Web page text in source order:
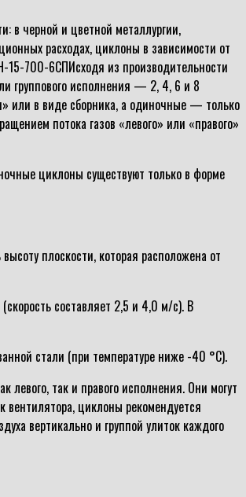
в черной и цветной металлургии,
расходах, циклоны в зависимости от
15-700-6СПИсходя из производительности
группового исполнения — 2, 4, 6 и 8
или в виде сборника, а одиночные — только
потока газов «левого» или «правого»
циклоны существуют только в форме
плоскости, которая расположена от
составляет 2,5 и 4,0 м/с). В
стали (при температуре ниже -40 °С).
так и правого исполнения. Они могут
вентилятора, циклоны рекомендуется
вертикально и группой улиток каждого